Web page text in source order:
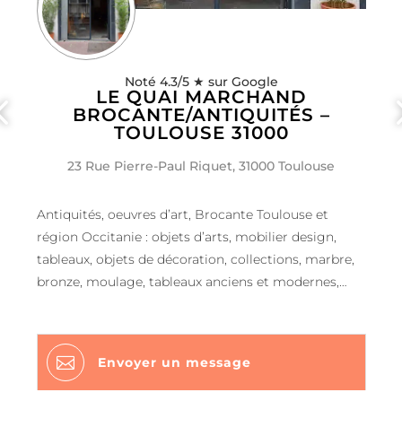
Noté 4.3/5 ★ sur Google
LE QUAI MARCHAND
BROCANTE/ANTIQUITÉS –
TOULOUSE 31000
23 Rue Pierre-Paul Riquet, 31000 Toulouse
Antiquités, oeuvres d’art, Brocante Toulouse et
région Occitanie : objets d’arts, mobilier design,
tableaux, objets de décoration, collections, marbre,
bronze, moulage, tableaux anciens et modernes,
rendez-vous (déplacement à domicile dans toute la
région)
 Envoyer un message